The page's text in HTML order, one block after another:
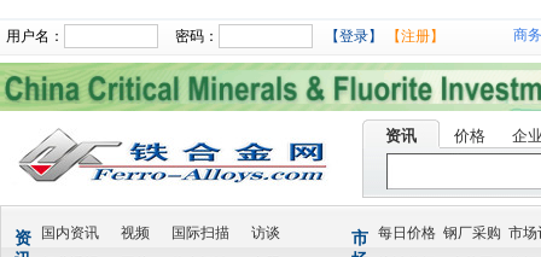
用户名： 密码： 【登录】 【注册】 商
资讯 价格 企
资
国内资讯 视频 国际扫描
访谈
市 每日价格 钢厂采购 市场